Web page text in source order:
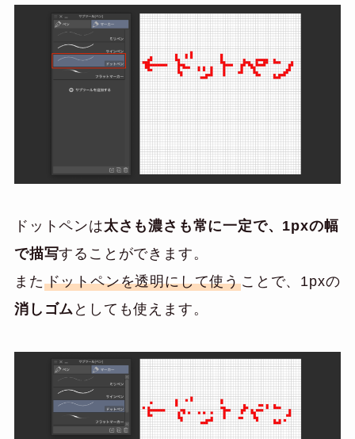
ドットペンは太さも濃さも常に一定で、1pxの幅
で描写することができます。
また ドットペンを透明にして使うことで、1pxの
消しゴム としても使えます。